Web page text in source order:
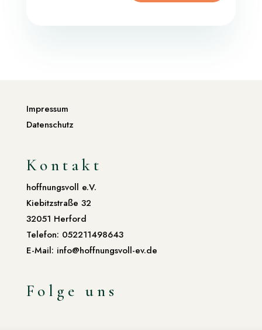
Impressum
Datenschutz
Kontakt
hoffnungsvoll e.V.
Kiebitzstraße 32
32051 Herford
Telefon: 052211498643
E-Mail: info@hoffnungsvoll-ev.de
Folge uns